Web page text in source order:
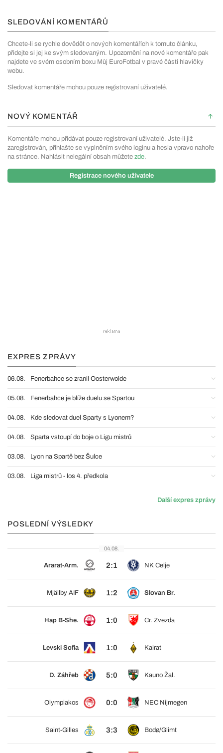
SLEDOVÁNÍ KOMENTÁŘŮ
Chcete-li se rychle dovědět o nových komentářích k tomuto článku,
přidejte si jej ke svým sledovaným. Upozornění na nové komentáře pak
najdete ve svém osobním boxu Můj EuroFotbal v pravé části hlavičky
webu.
Sledovat komentáře mohou pouze registrovaní uživatelé.
NOVÝ KOMENTÁŘ
Komentáře mohou přidávat pouze registrovaní uživatelé. Jste-li již
zaregistrován, přihlašte se vyplněním svého loginu a hesla vpravo nahoře
na stránce. Nahlásit nelegální obsah můžete zde.
Registrace nového uživatele
EXPRES ZPRÁVY
06.08. Fenerbahce se zranil Oosterwolde
05.08. Fenerbahce je blíže duelu se Spartou
04.08. Kde sledovat duel Sparty s Lyonem?
04.08. Sparta vstoupí do boje o Ligu mistrů
03.08. Lyon na Spartě bez Šulce
03.08. Liga mistrů - los 4. předkola
Další expres zprávy
POSLEDNÍ VÝSLEDKY
04.08.
Ararat-Arm. 2:1 NK Celje
Mjällby AIF 1:2 Slovan Br.
Hap B-She. 1:0 Cr. Zvezda
Levski Sofia 1:0 Kairat
D. Záhřeb 5:0 Kauno Žal.
Olympiakos 0:0 NEC Nijmegen
Saint-Gilles 3:3 Bodø/Glimt